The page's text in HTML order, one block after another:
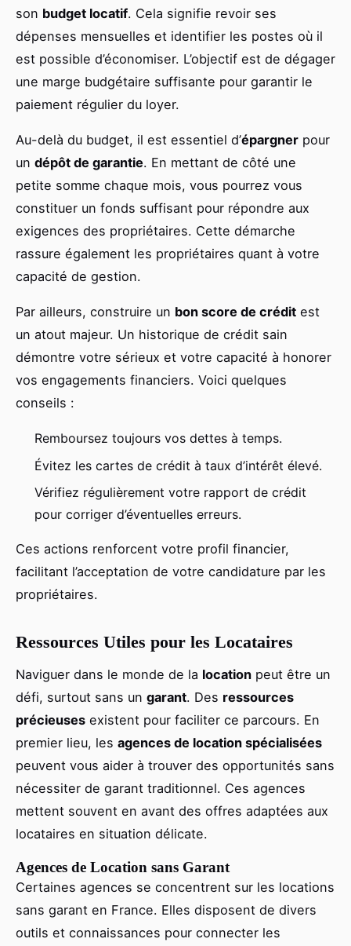
son budget locatif. Cela signifie revoir ses
dépenses mensuelles et identifier les postes où il
est possible d’économiser. L’objectif est de dégager
une marge budgétaire suffisante pour garantir le
paiement régulier du loyer.
Au-delà du budget, il est essentiel d’épargner pour
un dépôt de garantie. En mettant de côté une
petite somme chaque mois, vous pourrez vous
constituer un fonds suffisant pour répondre aux
exigences des propriétaires. Cette démarche
rassure également les propriétaires quant à votre
capacité de gestion.
Par ailleurs, construire un bon score de crédit est
un atout majeur. Un historique de crédit sain
démontre votre sérieux et votre capacité à honorer
vos engagements financiers. Voici quelques
conseils :
Remboursez toujours vos dettes à temps.
Évitez les cartes de crédit à taux d’intérêt élevé.
Vérifiez régulièrement votre rapport de crédit
pour corriger d’éventuelles erreurs.
Ces actions renforcent votre profil financier,
facilitant l’acceptation de votre candidature par les
propriétaires.
Ressources Utiles pour les Locataires
Naviguer dans le monde de la location peut être un
défi, surtout sans un garant. Des ressources
précieuses existent pour faciliter ce parcours. En
premier lieu, les agences de location spécialisées
peuvent vous aider à trouver des opportunités sans
nécessiter de garant traditionnel. Ces agences
mettent souvent en avant des offres adaptées aux
locataires en situation délicate.
Agences de Location sans Garant
Certaines agences se concentrent sur les locations
sans garant en France. Elles disposent de divers
outils et connaissances pour connecter les